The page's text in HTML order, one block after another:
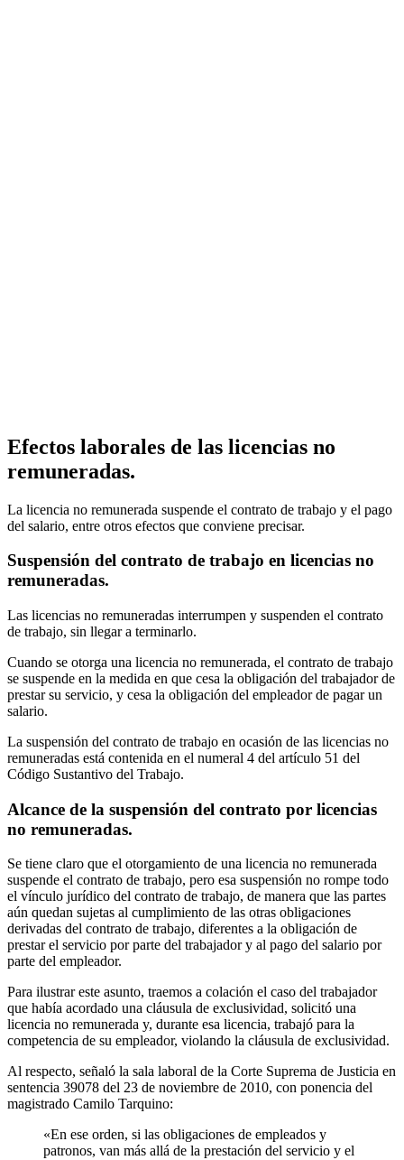
Efectos laborales de las licencias no
remuneradas.
La licencia no remunerada suspende el contrato de trabajo y el pago
del salario, entre otros efectos que conviene precisar.
Suspensión del contrato de trabajo en licencias no
remuneradas.
Las licencias no remuneradas interrumpen y suspenden el contrato
de trabajo, sin llegar a terminarlo.
Cuando se otorga una licencia no remunerada, el contrato de trabajo
se suspende en la medida en que cesa la obligación del trabajador de
prestar su servicio, y cesa la obligación del empleador de pagar un
salario.
La suspensión del contrato de trabajo en ocasión de las licencias no
remuneradas está contenida en el numeral 4 del artículo 51 del
Código Sustantivo del Trabajo.
Alcance de la suspensión del contrato por licencias
no remuneradas.
Se tiene claro que el otorgamiento de una licencia no remunerada
suspende el contrato de trabajo, pero esa suspensión no rompe todo
el vínculo jurídico del contrato de trabajo, de manera que las partes
aún quedan sujetas al cumplimiento de las otras obligaciones
derivadas del contrato de trabajo, diferentes a la obligación de
prestar el servicio por parte del trabajador y al pago del salario por
parte del empleador.
Para ilustrar este asunto, traemos a colación el caso del trabajador
que había acordado una cláusula de exclusividad, solicitó una
licencia no remunerada y, durante esa licencia, trabajó para la
competencia de su empleador, violando la cláusula de exclusividad.
Al respecto, señaló la sala laboral de la Corte Suprema de Justicia en
sentencia 39078 del 23 de noviembre de 2010, con ponencia del
magistrado Camilo Tarquino:
«En ese orden, si las obligaciones de empleados y
patronos, van más allá de la prestación del servicio y el